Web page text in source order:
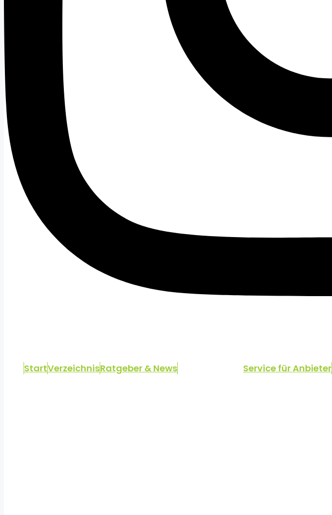
StartVerzeichnisRatgeber & News Service für Anbieter